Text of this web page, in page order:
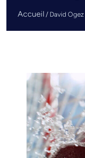
Accueil / David Ogez